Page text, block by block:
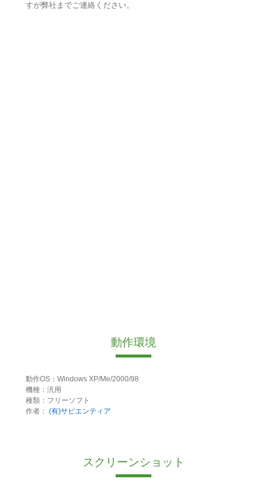
すが弊社までご連絡ください。
動作環境
動作OS：Windows XP/Me/2000/98
機種：汎用
種類：フリーソフト
作者： (有)サピエンティア
スクリーンショット